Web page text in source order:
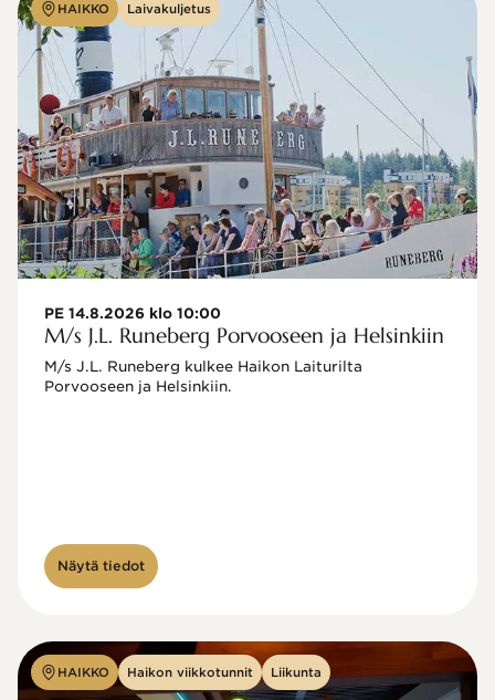
HAIKKO Laivakuljetus
PE 14.8.2026 klo 10:00
M/s J.L. Runeberg Porvooseen ja Helsinkiin
M/s J.L. Runeberg kulkee Haikon Laiturilta
Porvooseen ja Helsinkiin.
Näytä tiedot
HAIKKO Haikon viikkotunnit Liikunta